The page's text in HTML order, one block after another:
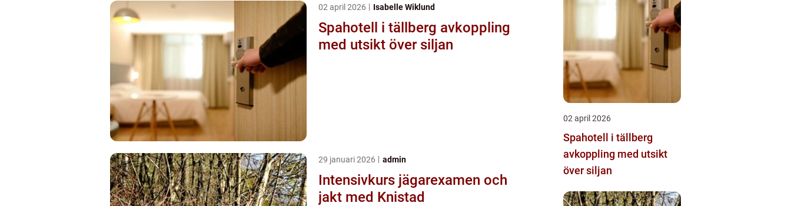
02 april 2026 Isabelle Wiklund
Spahotell i tällberg avkoppling
med utsikt över siljan
29 januari 2026 admin
Intensivkurs jägarexamen och
jakt med Knistad
02 april 2026
Spahotell i tällberg
avkoppling med utsikt
över siljan